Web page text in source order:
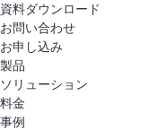
さくらのクラウド
資料ダウンロード
お問い合わせ
お申し込み
製品
ソリューション
料金
事例